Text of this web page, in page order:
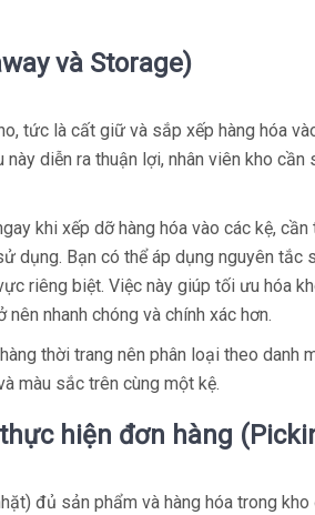
và Storage)
tức là cất giữ và sắp xếp hàng hóa
này diễn ra thuận lợi, nhân viên kho
khi xếp dỡ hàng hóa vào các kệ,
dụng. Bạn có thể áp dụng nguyên
riêng biệt. Việc này giúp tối ưu hóa
nhanh chóng và chính xác hơn.
thời trang nên phân loại theo danh
màu sắc trên cùng một kệ.
hiện đơn hàng
đủ sản phẩm và hàng hóa trong